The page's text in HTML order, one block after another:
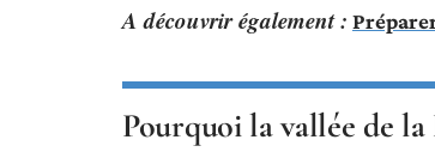
A découvrir également :
Pourquoi la vallée de